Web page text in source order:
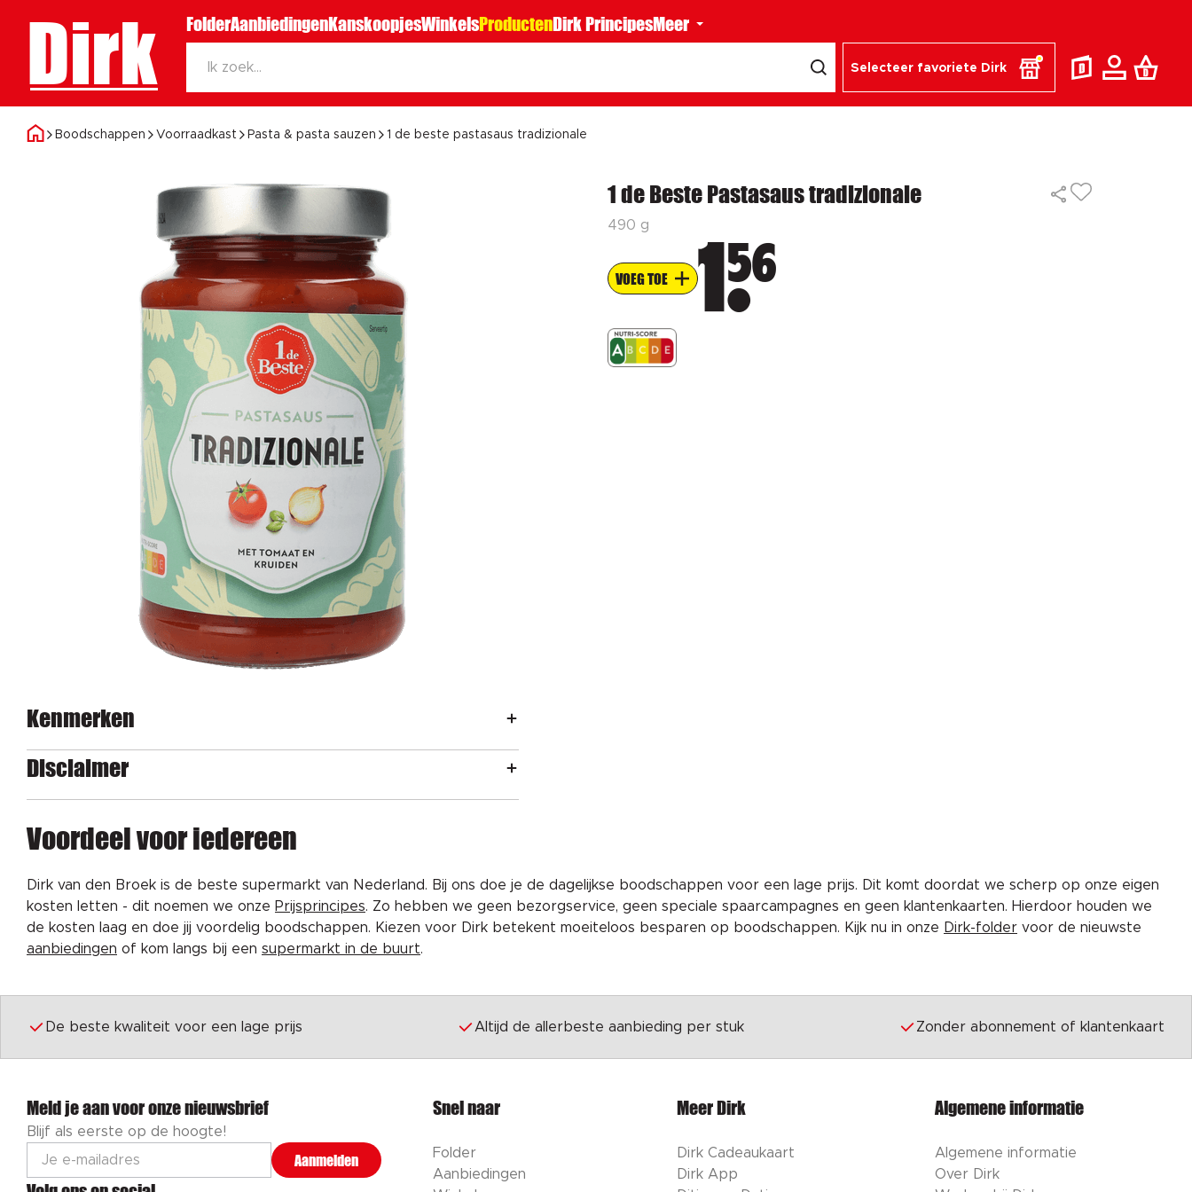
Dirk FolderAanbiedingenKanskoopjesWinkelsProductenDirk PrincipesMeer
Selecteer favoriete Dirk
Boodschappen Voorraadkast Pasta & pasta sauzen 1 de beste pastasaus tradizionale
1 de Beste Pastasaus tradizionale
490 g
VOEG TOE 1 56
Kenmerken
Disclaimer
Voordeel voor iedereen
Dirk van den Broek is de beste supermarkt van Nederland. Bij ons doe je de dagelijkse boodschappen voor een lage prijs. Dit komt doordat we scherp op onze eigen
kosten letten - dit noemen we onze Prijsprincipes. Zo hebben we geen bezorgservice, geen speciale spaarcampagnes en geen klantenkaarten. Hierdoor houden we
de kosten laag en doe jij voordelig boodschappen. Kiezen voor Dirk betekent moeiteloos besparen op boodschappen. Kijk nu in onze Dirk-folder voor de nieuwste
aanbiedingen of kom langs bij een supermarkt in de buurt.
De beste kwaliteit voor een lage prijs Altijd de allerbeste aanbieding per stuk Zonder abonnement of klantenkaart
Meld je aan voor onze nieuwsbrief
Blijf als eerste op de hoogte!
Aanmelden
Snel naar
Folder
Aanbiedingen
Meer Dirk
Dirk Cadeaukaart
Dirk App
Algemene informatie
Algemene informatie
Over Dirk